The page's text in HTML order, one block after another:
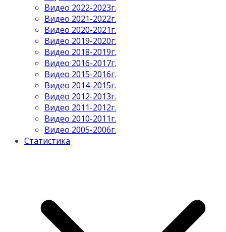
Видео 2022-2023г.
Видео 2021-2022г.
Видео 2020-2021г.
Видео 2019-2020г.
Видео 2018-2019г.
Видео 2016-2017г.
Видео 2015-2016г.
Видео 2014-2015г.
Видео 2012-2013г.
Видео 2011-2012г.
Видео 2010-2011г.
Видео 2005-2006г.
Статистика